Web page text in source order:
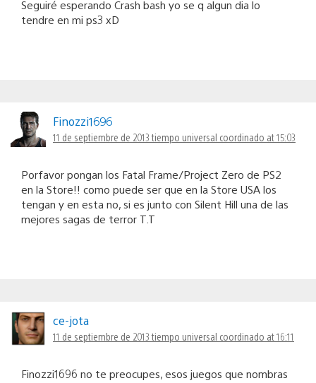
Seguiré esperando Crash bash yo se q algun dia lo
tendre en mi ps3 xD
Finozzi1696
11 de septiembre de 2013 tiempo universal coordinado at 15:03
Porfavor pongan los Fatal Frame/Project Zero de PS2
en la Store!! como puede ser que en la Store USA los
tengan y en esta no, si es junto con Silent Hill una de las
mejores sagas de terror T.T
ce-jota
11 de septiembre de 2013 tiempo universal coordinado at 16:11
Finozzi1696 no te preocupes, esos juegos que nombras